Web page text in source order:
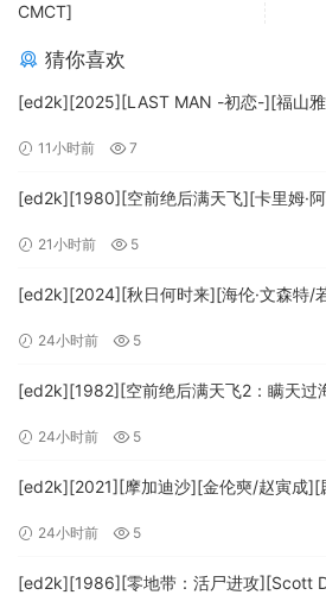
CMCT]
猜你喜欢
[ed2k][2025][LAST MAN -初恋-][福山
11小时前 7
[ed2k][1980][空前绝后满天飞][卡里姆·
HD.MA5.1.x265.10bit-BeiTai]
21小时前 5
[ed2k][2024][秋日何时来][海伦·文森特/
FRDS]
24小时前 5
[ed2k][1982][空前绝后满天飞2：瞒天过
[1080p.BluRay.x264.DTS-WiKi]
24小时前 5
[ed2k][2021][摩加迪沙][金伦奭/赵寅成][
24小时前 5
[ed2k][1986][零地带：活尸进攻][Scott